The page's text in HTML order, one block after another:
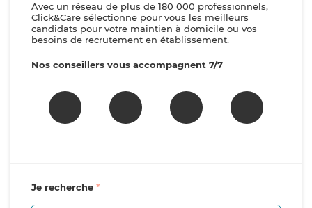
Avec un réseau de plus de 180 000 professionnels,
Click&Care sélectionne pour vous les meilleurs
candidats pour votre maintien à domicile ou vos
besoins de recrutement en établissement.
Nos conseillers vous accompagnent 7/7
Je recherche